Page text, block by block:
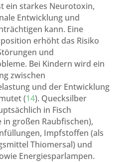
ein starkes Neurotoxin,
Entwicklung und
kann. Eine
erhöht das Risiko
und
Bei Kindern wird ein
zwischen
und der Entwicklung
(14). Quecksilber
in Fisch
großen Raubfischen),
Impfstoffen (als
Thiomersal) und
Energiesparlampen.